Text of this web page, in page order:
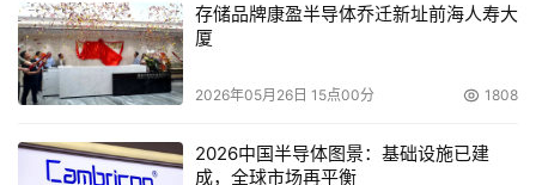
存储品牌康盈半导体乔迁新址前海人寿大
厦
2026年05月26日 15点00分 1808
2026中国半导体图景：基础设施已建
成，全球市场再平衡